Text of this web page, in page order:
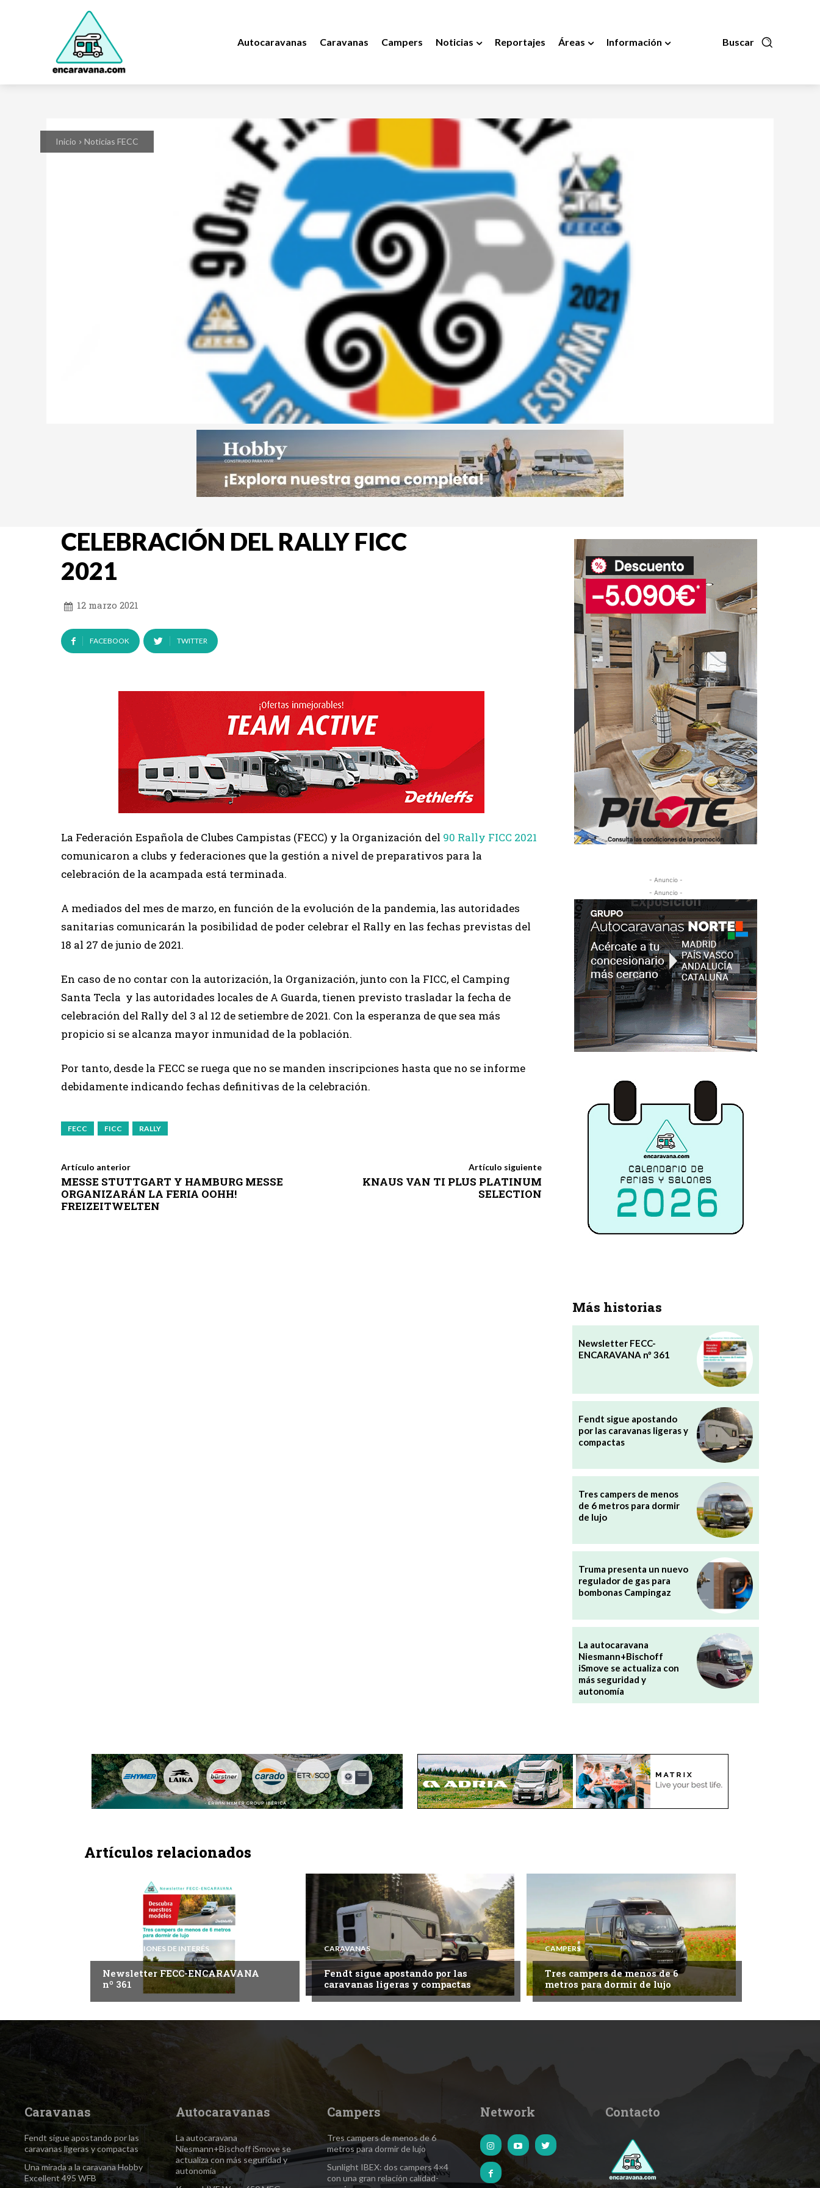
Buscar
Autocaravanas Caravanas Campers Noticias Reportajes Áreas Información
Inicio Noticias FECC
CELEBRACIÓN DEL RALLY FICC
2021
12 marzo 2021
FACEBOOK TWITTER
La Federación Española de Clubes Campistas (FECC) y la Organización del 90 Rally FICC 2021
comunicaron a clubs y federaciones que la gestión a nivel de preparativos para la
celebración de la acampada está terminada.
A mediados del mes de marzo, en función de la evolución de la pandemia, las autoridades
sanitarias comunicarán la posibilidad de poder celebrar el Rally en las fechas previstas del
18 al 27 de junio de 2021.
En caso de no contar con la autorización, la Organización, junto con la FICC, el Camping
Santa Tecla y las autoridades locales de A Guarda, tienen previsto trasladar la fecha de
celebración del Rally del 3 al 12 de setiembre de 2021. Con la esperanza de que sea más
propicio si se alcanza mayor inmunidad de la población.
Por tanto, desde la FECC se ruega que no se manden inscripciones hasta que no se informe
debidamente indicando fechas definitivas de la celebración.
FECC FICC RALLY
Artículo anterior
MESSE STUTTGART Y HAMBURG MESSE
ORGANIZARÁN LA FERIA OOHH!
FREIZEITWELTEN
Artículo siguiente
KNAUS VAN TI PLUS PLATINUM
SELECTION
- Anuncio -
- Anuncio -
Más historias
Newsletter FECC-
ENCARAVANA nº 361
Fendt sigue apostando
por las caravanas ligeras y
compactas
Tres campers de menos
de 6 metros para dormir
de lujo
Truma presenta un nuevo
regulador de gas para
bombonas Campingaz
La autocaravana
Niesmann+Bischoff
iSmove se actualiza con
más seguridad y
autonomía
Artículos relacionados
INFORMACIONES DE INTERÉS
Newsletter FECC-ENCARAVANA
nº 361
CARAVANAS
Fendt sigue apostando por las
caravanas ligeras y compactas
CAMPERS
Tres campers de menos de 6
metros para dormir de lujo
Caravanas
Fendt sigue apostando por las
caravanas ligeras y compactas
Una mirada a la caravana Hobby
Excellent 495 WFB
Autocaravanas
La autocaravana
Niesmann+Bischoff iSmove se
actualiza con más seguridad y
autonomía
Campers
Tres campers de menos de 6
metros para dormir de lujo
Sunlight IBEX: dos campers 4×4
con una gran relación calidad-
Network Contacto